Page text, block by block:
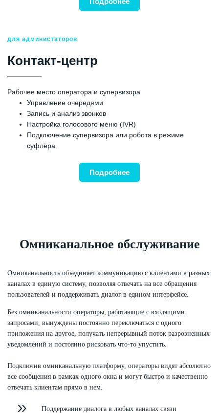
для администаторов
Контакт-центр
Рабочее место оператора и супервизора
Управление очередями
Запись и анализ звонков
Настройка голосового меню (IVR)
Подключение супервизора или робота в режиме
суфлёра
Подробнее
Омниканальное обслуживание
Омниканальность объединяет коммуникацию с клиентами в разных
каналах в единую систему, позволяя отвечать на все обращения
пользователей и поддерживать диалог в едином интерфейсе.
Без омниканальности операторы, работающие с входящими
запросами, вынуждены постоянно переключаться с одного
приложения на другое, получать непрерывный поток разрозненных
уведомлений и постоянно рисковать что-то упустить.
Подключив омниканальную платформу, операторы видят абсолютно
все сообщения в рамках одного окна и могут быстро и качественно
отвечать клиентам прямо в нем.
Поддержание диалога в любых каналах связи